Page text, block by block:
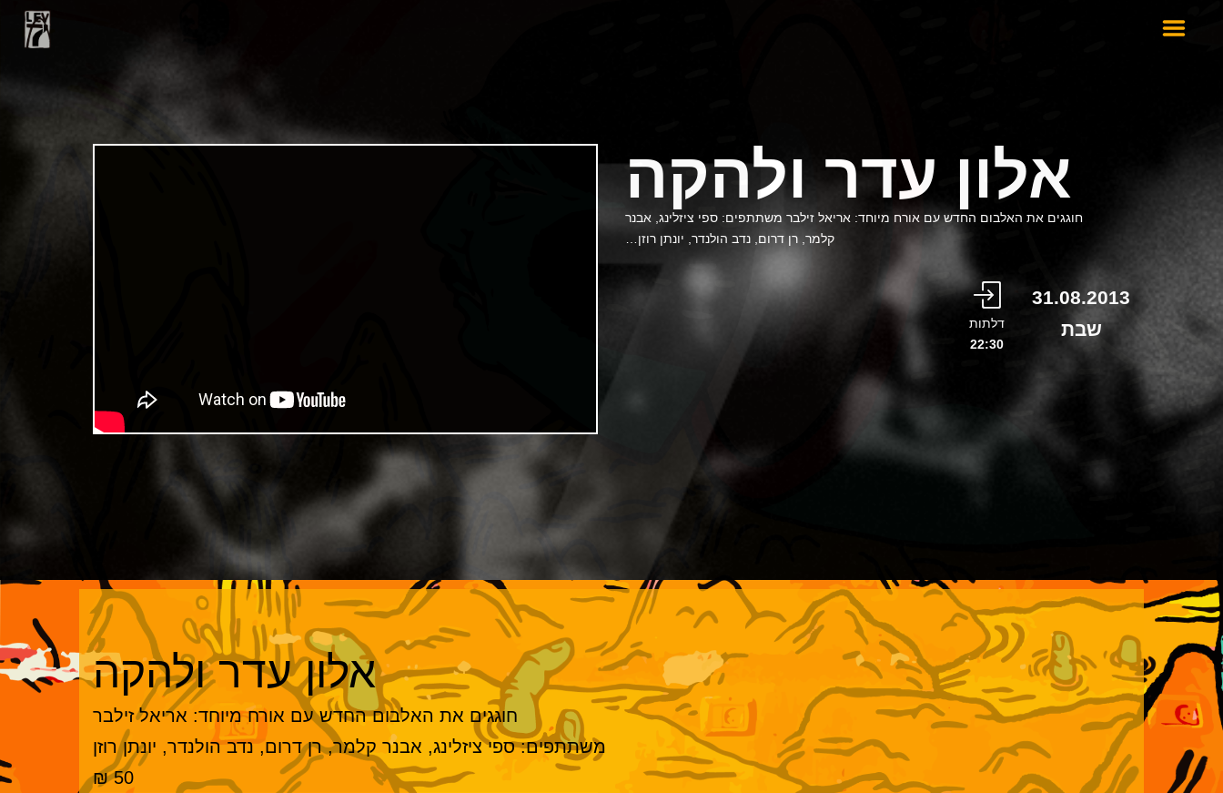
אלון עדר ולהקה
חוגגים את האלבום החדש עם אורח מיוחד: אריאל זילבר משתתפים: ספי ציזלינג, אבנר
קלמר, רן דרום, נדב הולנדר, יונתן רוזן…
31.08.2013
שבת
דלתות
22:30
אלון עדר ולהקה
חוגגים את האלבום החדש עם אורח מיוחד: אריאל זילבר
משתתפים: ספי ציזלינג, אבנר קלמר, רן דרום, נדב הולנדר, יונתן רוזן
50 ₪